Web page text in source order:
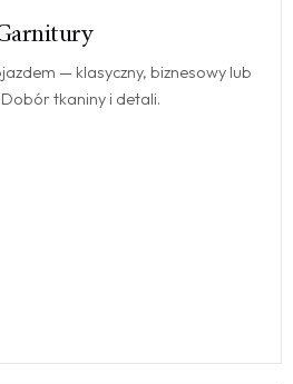
— klasyczny, biznesowy lub
tkaniny i detali.